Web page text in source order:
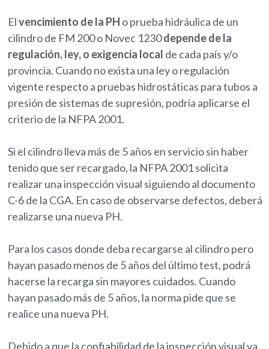
Elvencimiento de la PH o prueba hidráulica de un
cilindro de FM 200 o Novec 1230depende de la
regulación, ley, o exigencia local de cada país y/o
provincia. Cuando no exista una ley o regulación
vigente respecto a pruebas hidrostáticas para tubos a
presión de sistemas de supresión, podría aplicarse el
criterio de la NFPA 2001.
Si el cilindro lleva más de 5 años en servicio sin haber
tenido que ser recargado, la NFPA 2001 solicita
realizar una inspección visual siguiendo al documento
C-6 de la CGA. En caso de observarse defectos, deberá
realizarse una nueva PH.
Para los casos donde deba recargarse al cilindro pero
hayan pasado menos de 5 años del último test, podrá
hacerse la recarga sin mayores cuidados. Cuando
hayan pasado más de 5 años, la norma pide que se
realice una nueva PH.
Debido a que la confiabilidad de la inspección visual va